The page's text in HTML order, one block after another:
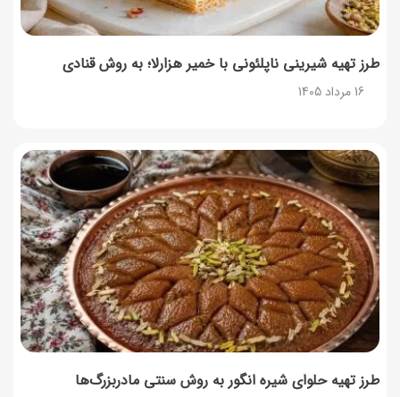
طرز تهیه شیرینی ناپلئونی با خمیر هزارلا؛ به روش قنادی
16 مرداد 1405
طرز تهیه حلوای شیره انگور به روش سنتی مادربزرگ‌ها